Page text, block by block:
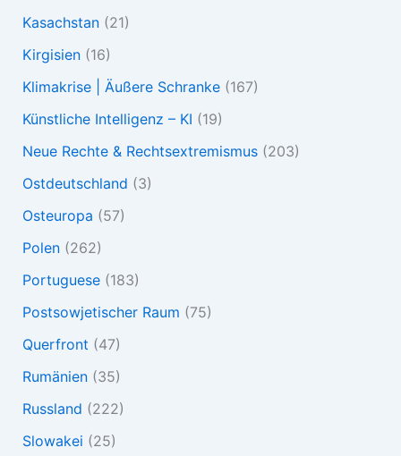
Kasachstan(21)
Kirgisien(16)
Klimakrise | Äußere Schranke(167)
Künstliche Intelligenz – KI (19)
Neue Rechte & Rechtsextremismus(203)
Ostdeutschland (3)
Osteuropa (57)
Polen(262)
Portuguese(183)
Postsowjetischer Raum (75)
Querfront (47)
Rumänien(35)
Russland (222)
Slowakei (25)